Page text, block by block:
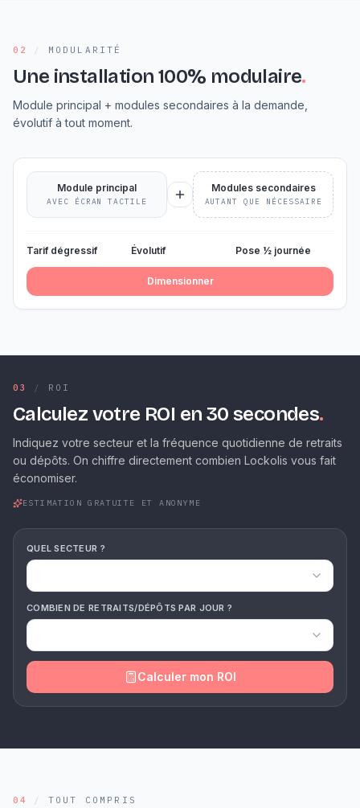
02 / MODULARITÉ
Une installation 100% modulaire.
Module principal + modules secondaires à la demande,
évolutif à tout moment.
Module principal
AVEC ÉCRAN TACTILE
Modules secondaires
AUTANT QUE NÉCESSAIRE
Tarif dégressif Évolutif Pose ½ journée
Dimensionner
03 / ROI
Calculez votre ROI en 30 secondes.
Indiquez votre secteur et la fréquence quotidienne de retraits
ou dépôts. On chiffre directement combien Lockolis vous fait
économiser.
ESTIMATION GRATUITE ET ANONYME
QUEL SECTEUR ?
COMBIEN DE RETRAITS/DÉPÔTS PAR JOUR ?
Calculer mon ROI
04 / TOUT COMPRIS